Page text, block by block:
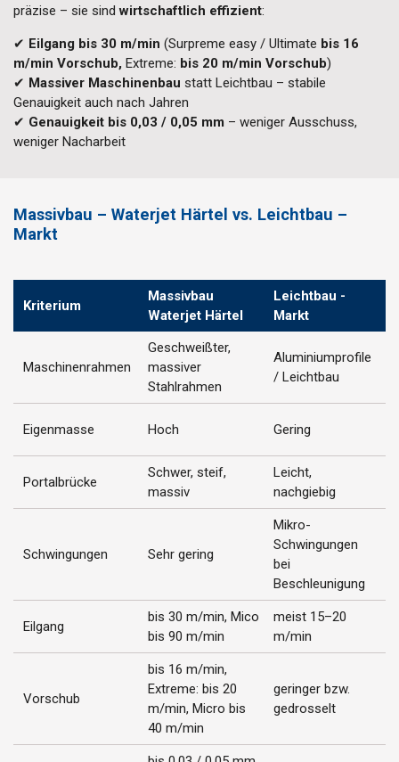
präzise – sie sindwirtschaftlich effizient:
✔ Eilgang bis 30 m/min (Surpreme easy / Ultimate bis 16
m/min Vorschub, Extreme: bis 20 m/min Vorschub)
✔ Massiver Maschinenbau statt Leichtbau – stabile
Genauigkeit auch nach Jahren
✔ Genauigkeit bis 0,03 / 0,05 mm – weniger Ausschuss,
weniger Nacharbeit
Massivbau – Waterjet Härtel vs. Leichtbau –
Markt
Kriterium
Massivbau
Waterjet Härtel
Leichtbau -
Markt
Maschinenrahmen
Geschweißter,
massiver
Stahlrahmen
Aluminiumprofile
/ Leichtbau
Eigenmasse Hoch Gering
Portalbrücke
Schwer, steif,
massiv
Leicht,
nachgiebig
Schwingungen Sehr gering
Mikro-
Schwingungen
bei
Beschleunigung
Eilgang
bis 30 m/min, Mico
bis 90 m/min
meist 15–20
m/min
Vorschub
bis 16 m/min,
Extreme: bis 20
m/min, Micro bis
40 m/min
geringer bzw.
gedrosselt